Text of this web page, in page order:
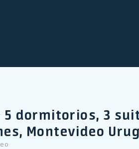
5 dormitorios, 3
Montevideo